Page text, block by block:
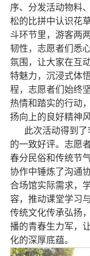
序、分发活动物料
松的比拼中认识花
斗环节里，游客两
韧性，志愿者们悉
氛围，让大家在互
特魅力，沉浸式体
程，志愿者们始终
热情和踏实的行动
扬向上的良好精神风
此次活动得到
的一致好评。志愿
春分民俗和传统节
协作中锤炼了沟通
合场馆实际需求，
容，推动课堂学习
传统文化传承弘扬
播的青春生力军，
化的深厚底蕴。